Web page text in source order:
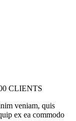
CLIENTS
veniam, quis
ex ea commodo